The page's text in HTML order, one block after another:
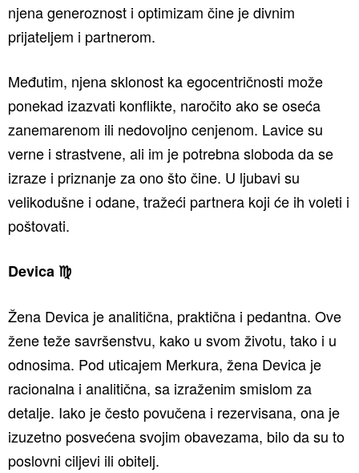
njena generoznost i optimizam čine je divnim
prijateljem i partnerom.
Međutim, njena sklonost ka egocentričnosti može
ponekad izazvati konflikte, naročito ako se oseća
zanemarenom ili nedovoljno cenjenom. Lavice su
verne i strastvene, ali im je potrebna sloboda da se
izraze i priznanje za ono što čine. U ljubavi su
velikodušne i odane, tražeći partnera koji će ih voleti i
poštovati.
Devica ♍️
Žena Devica je analitična, praktična i pedantna. Ove
žene teže savršenstvu, kako u svom životu, tako i u
odnosima. Pod uticajem Merkura, žena Devica je
racionalna i analitična, sa izraženim smislom za
detalje. Iako je često povučena i rezervisana, ona je
izuzetno posvećena svojim obavezama, bilo da su to
poslovni ciljevi ili obitelj.